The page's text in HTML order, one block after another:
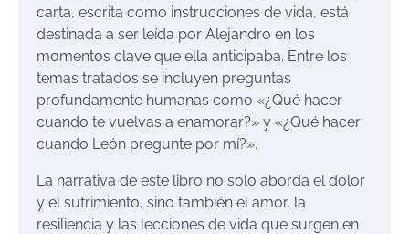
carta, escrita como instrucciones de vida, está
destinada a ser leída por Alejandro en los
momentos clave que ella anticipaba. Entre los
temas tratados se incluyen preguntas
profundamente humanas como «¿Qué hacer
cuando te vuelvas a enamorar?» y «¿Qué hacer
cuando León pregunte por mí?».
La narrativa de este libro no solo aborda el dolor
y el sufrimiento, sino también el amor, la
resiliencia y las lecciones de vida que surgen en